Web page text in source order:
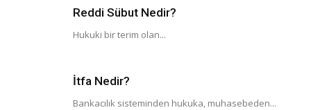
Reddi Sübut Nedir?
Hukuki bir terim olan...
İtfa Nedir?
Bankacılık sisteminden hukuka, muhasebeden...